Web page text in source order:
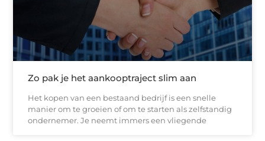
Zo pak je het aankooptraject slim aan
Het kopen van een bestaand bedrijf is een snelle
manier om te groeien of om te starten als zelfstandig
ondernemer. Je neemt immers een vliegende